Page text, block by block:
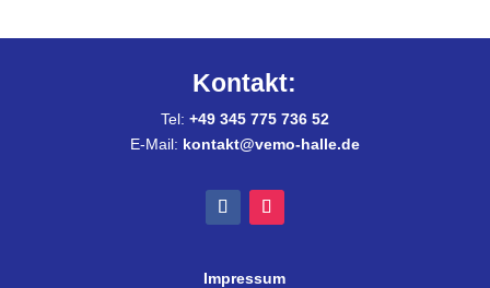
Kontakt:
Tel: +49 345 775 736 52
E-Mail: kontakt@vemo-halle.de
Impressum